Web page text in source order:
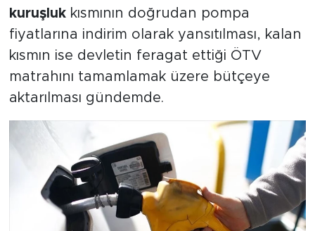
kuruşlukkısmının doğrudan pompa
fiyatlarına indirim olarak yansıtılması, kalan
kısmın ise devletin feragat ettiği ÖTV
matrahını tamamlamak üzere bütçeye
aktarılması gündemde.